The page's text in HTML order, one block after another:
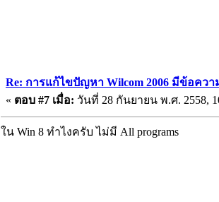
Re: การแก้ไขปัญหา Wilcom 2006 มีข้อควา
« ตอบ #7 เมื่อ: วันที่ 28 กันยายน พ.ศ. 2558,
ใน Win 8 ทำไงครับ ไม่มี All programs